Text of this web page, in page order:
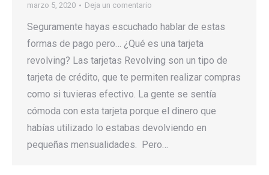
marzo 5, 2020
Deja un comentario
Seguramente hayas escuchado hablar de estas
formas de pago pero… ¿Qué es una tarjeta
revolving? Las tarjetas Revolving son un tipo de
tarjeta de crédito, que te permiten realizar compras
como si tuvieras efectivo. La gente se sentía
cómoda con esta tarjeta porque el dinero que
habías utilizado lo estabas devolviendo en
pequeñas mensualidades. Pero…